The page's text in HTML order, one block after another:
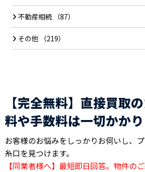
不動産相続（87）
その他 （219）
【完全無料】直接買取
料や手数料は一切かかり
お客様のお悩みをしっかりお伺いし、
糸口を見つけます。
【同業者様へ】最短即日回答。物件の